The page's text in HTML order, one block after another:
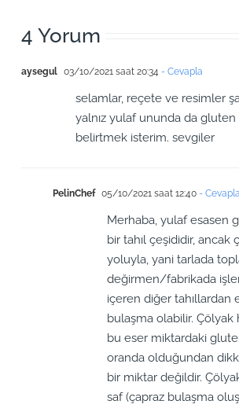
4 Yorum
aysegul 03/10/2021 saat 20:34 - Cevapla
selamlar, reçete ve resimler
yalnız yulaf ununda da gluten
belirtmek isterim. sevgiler
PelinChef 05/10/2021 saat 12:40- Cevapla
Merhaba, yulaf esasen
bir tahıl çeşididir, ancak
yoluyla, yani tarlada
değirmen/fabrikada
içeren diğer tahıllardan
bulaşma olabilir. Çölyak
bu eser miktardaki
oranda olduğundan
bir miktar değildir.
saf (çapraz bulaşma